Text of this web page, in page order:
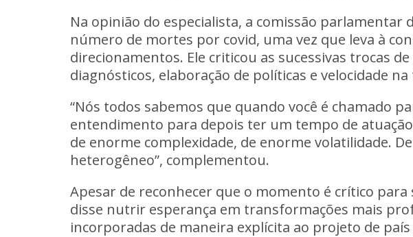
Na opinião do especialista, a comissão
número de mortes por covid, uma vez que leva à
direcionamentos. Ele criticou as sucessivas trocas
diagnósticos, elaboração de políticas e velocidade na
“Nós todos sabemos que quando você é chamado
entendimento para depois ter um tempo de
de enorme complexidade, de enorme volatilidade.
heterogêneo”, complementou.
Apesar de reconhecer que o momento é crítico
disse nutrir esperança em transformações mais
incorporadas de maneira explícita ao projeto de país